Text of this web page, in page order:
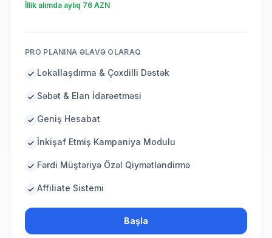
İllik alımda aylıq 76 AZN
PRO PLANINA ƏLAVƏ OLARAQ
Lokallaşdırma & Çoxdilli Dəstək
Səbət & Elan İdarəetməsi
Geniş Hesabat
İnkişaf Etmiş Kampaniya Modulu
Fərdi Müştəriyə Özəl Qiymətləndirmə
Affiliate Sistemi
Başla